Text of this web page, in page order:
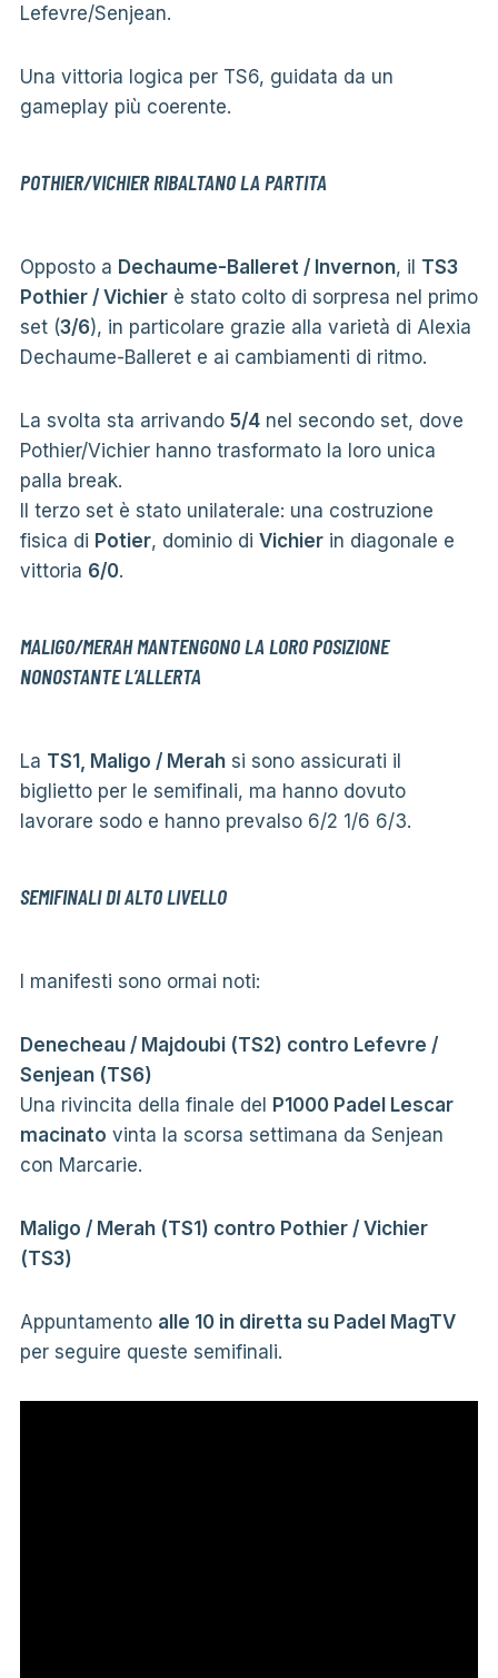
Lefevre/Senjean.
Una vittoria logica per TS6, guidata da un
gameplay più coerente.
POTHIER/VICHIER RIBALTANO LA PARTITA
Opposto a Dechaume-Balleret / Invernon, il TS3
Pothier / Vichierè stato colto di sorpresa nel primo
set (3/6), in particolare grazie alla varietà di Alexia
Dechaume-Balleret e ai cambiamenti di ritmo.
La svolta sta arrivando 5/4nel secondo set, dove
Pothier/Vichier hanno trasformato la loro unica
palla break.
Il terzo set è stato unilaterale: una costruzione
fisica di Potier, dominio di Vichierin diagonale e
vittoria 6/0.
MALIGO/MERAH MANTENGONO LA LORO POSIZIONE
NONOSTANTE L’ALLERTA
La TS1, Maligo / Merahsi sono assicurati il ​​
biglietto per le semifinali, ma hanno dovuto
lavorare sodo e hanno prevalso 6/2 1/6 6/3.
SEMIFINALI DI ALTO LIVELLO
I manifesti sono ormai noti:
Denecheau / Majdoubi (TS2) contro Lefevre /
Senjean (TS6)
Una rivincita della finale del P1000 Padel Lescar
macinato vinta la scorsa settimana da Senjean
con Marcarie.
Maligo / Merah (TS1) contro Pothier / Vichier
(TS3)
Appuntamento alle 10 in diretta su Padel MagTV
per seguire queste semifinali.